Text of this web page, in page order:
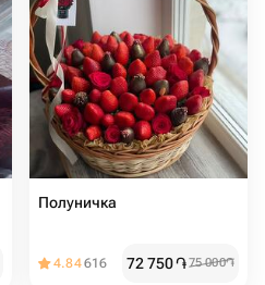
Полуничка
4.84616 72 750֏75 000֏